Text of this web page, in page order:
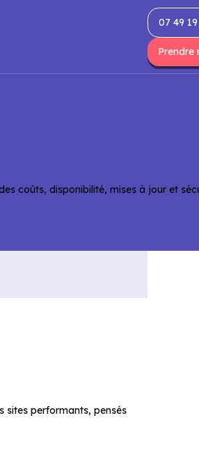
sites performants, pensés
07 49
Prendre
coûts, disponibilité, mises à jour et